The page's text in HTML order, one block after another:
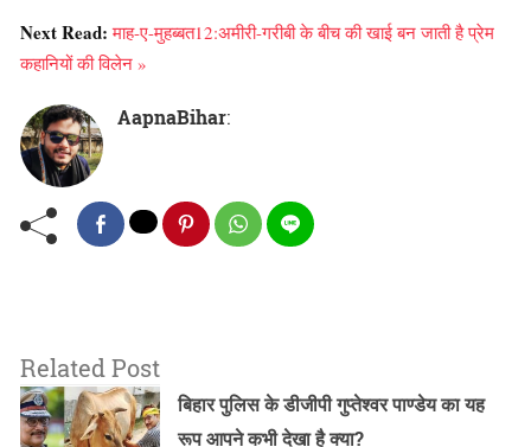
Next Read:माह-ए-मुहब्बत12:अमीरी-गरीबी के बीच की खाई बन जाती है प्रेम
कहानियों की विलेन »
AapnaBihar:
Related Post
बिहार पुलिस के डीजीपी गुप्तेश्वर पाण्डेय का यह
रूप आपने कभी देखा है क्या?